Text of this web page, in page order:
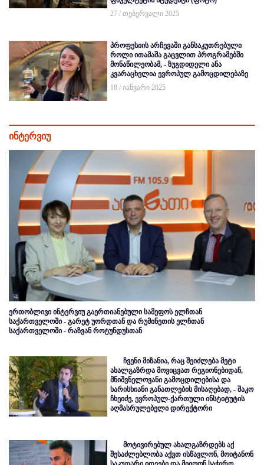
27 / თებერვალი 2025
პროფესიის არჩევაში განსაკუთრებული
როლი ითამაშა გაცვლით პროგრამებში
მონაწილეობამ, - ზუგდიდელი ანა
კვარაცხელია ევროპულ გამოცდილებაზე
18 / იანვარი 2025
ინტერვიუ
ერთობლივი ინტერვიუ გაერთიანებული სამეფოს ელჩთან
საქართველოში - გარეტ უორდთან და რუმინეთის ელჩთან
საქართველოში - რაზვან როტუნდუსთან
ჩვენი მიზანია, რაც შეიძლება მეტი
ახალგაზრდა მოვიცვათ რეგიონებიდან,
მნიშვნელოვანი გამოცდილებისა და
ხარისხიანი განათლების მისაღებად, - შაკო
ჩხეიძე, ევროპულ-ქართული ინსტიტუტის
აღმასრულებელი დირექტორი
მოტივირებულ ახალგაზრდებს აქ
შესაძლებლობა აქვთ ისწავლონ, მოიტანონ